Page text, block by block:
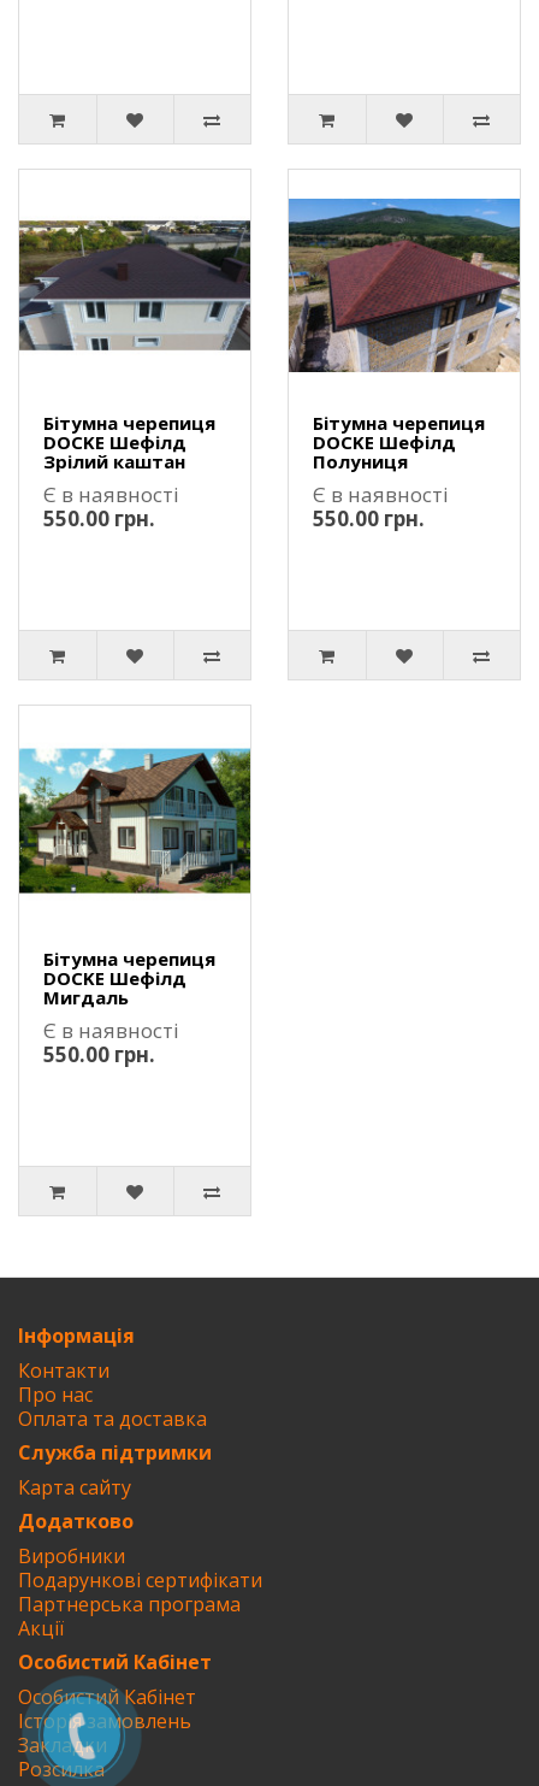
Бітумна черепиця
DOCKE Шефілд
Зрілий каштан
Є в наявності
550.00 грн.
Бітумна черепиця
DOCKE Шефілд
Полуниця
Є в наявності
550.00 грн.
Бітумна черепиця
DOCKE Шефілд
Мигдаль
Є в наявності
550.00 грн.
Інформація
Контакти
Про нас
Оплата та доставка
Служба підтримки
Карта сайту
Додатково
Виробники
Подарункові сертифікати
Партнерська програма
Акції
Особистий Кабінет
Особистий Кабінет
Історія замовлень
Закладки
Розсилка